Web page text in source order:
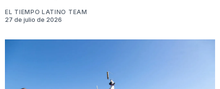
EL TIEMPO LATINO TEAM
27 de julio de 2026